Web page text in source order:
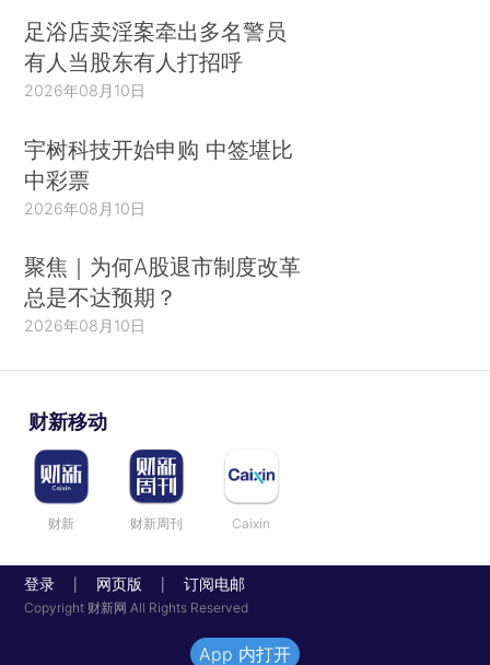
足浴店卖淫案牵出多名警员
有人当股东有人打招呼
2026年08月10日
宇树科技开始申购 中签堪比
中彩票
2026年08月10日
聚焦｜为何A股退市制度改革
总是不达预期？
2026年08月10日
财新移动
财新 财新周刊 Caixin
登录 网页版 订阅电邮
Copyright 财新网 All Rights Reserved
App 内打开